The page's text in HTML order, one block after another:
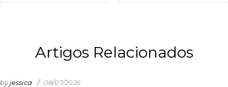
Artigos Relacionados
byjessica 08/07/2026